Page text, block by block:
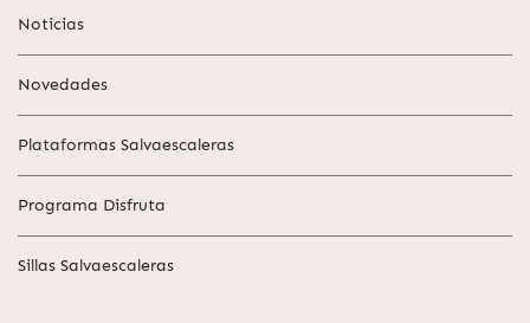
Noticias
Novedades
Plataformas Salvaescaleras
Programa Disfruta
Sillas Salvaescaleras